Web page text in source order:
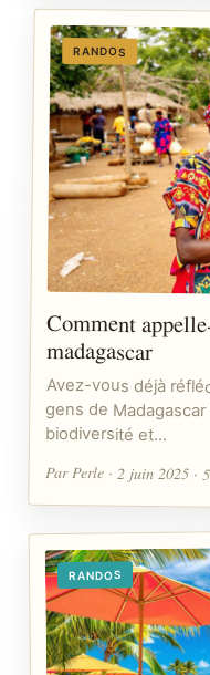
RANDOS
Comment
madagascar
Avez-vous déjà
gens de
biodiversité et…
Par Perle · 2 juin 2025 ·
RANDOS